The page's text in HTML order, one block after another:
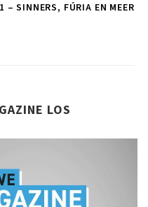
– SINNERS, FÚRIA EN MEER
LOS